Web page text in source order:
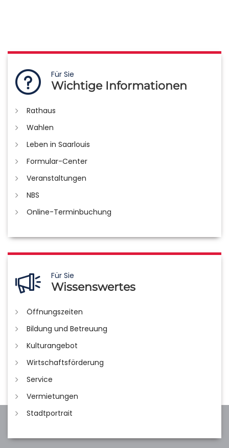
Für Sie
Wichtige Informationen
Rathaus
Wahlen
Leben in Saarlouis
Formular-Center
Veranstaltungen
NBS
Online-Terminbuchung
Für Sie
Wissenswertes
Öffnungszeiten
Bildung und Betreuung
Kulturangebot
Wirtschaftsförderung
Service
Vermietungen
Stadtportrait